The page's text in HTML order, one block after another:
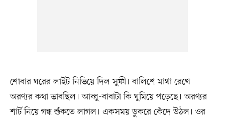
শোবার ঘরের লাইট নিভিয়ে দিল সুফী। বালিশে মাথা রেখে
অরণ্যর কথা ভাবছিল। আব্বু-বাবাটা কি ঘুমিয়ে পড়েছে। অরণ্যর
শার্ট নিয়ে গন্ধ শুঁকতে লাগল। একসময় ডুকরে কেঁদে উঠল। ওর